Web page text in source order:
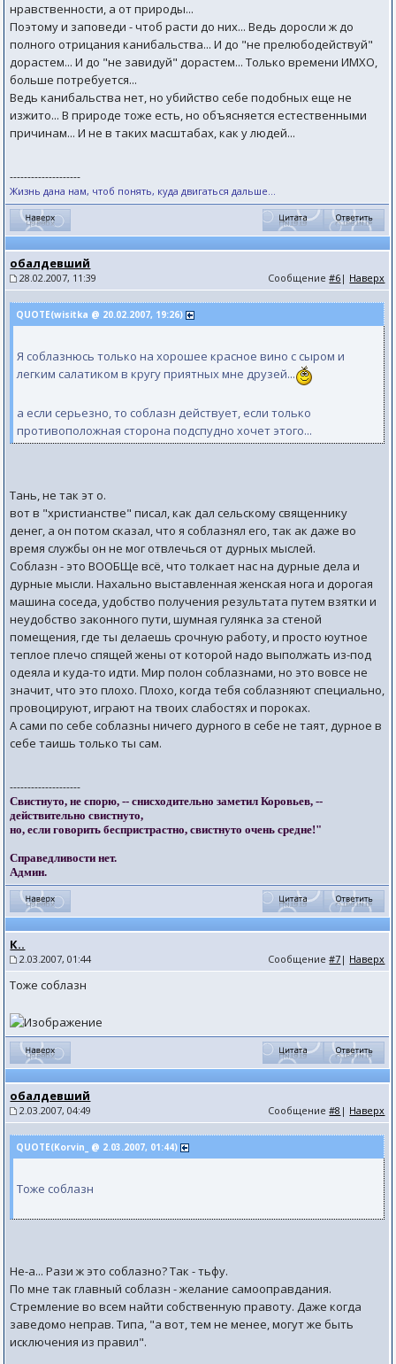
нравственности, а от природы...
Поэтому и заповеди - чтоб расти до них... Ведь доросли ж до
полного отрицания канибальства... И до "не прелюбодействуй"
дорастем... И до "не завидуй" дорастем... Только времени ИМХО,
больше потребуется...
Ведь канибальства нет, но убийство себе подобных еще не
изжито... В природе тоже есть, но объясняется естественными
причинам... И не в таких масштабах, как у людей...
--------------------
Жизнь дана нам, чтоб понять, куда двигаться дальше...
обалдевший
28.02.2007, 11:39 Сообщение#6 | Наверх
QUOTE(wisitka @ 20.02.2007, 19:26)
Я соблазнюсь только на хорошее красное вино с сыром и
легким салатиком в кругу приятных мне друзей...
а если серьезно, то соблазн действует, если только
противоположная сторона подспудно хочет этого...
Тань, не так эт о.
вот в "христианстве" писал, как дал сельскому священнику
денег, а он потом сказал, что я соблазнял его, так ак даже во
время службы он не мог отвлечься от дурных мыслей.
Соблазн - это ВООБЩе всё, что толкает нас на дурные дела и
дурные мысли. Нахально выставленная женская нога и дорогая
машина соседа, удобство получения результата путем взятки и
неудобство законного пути, шумная гулянка за стеной
помещения, где ты делаешь срочную работу, и просто юутное
теплое плечо спящей жены от которой надо выполжать из-под
одеяла и куда-то идти. Мир полон соблазнами, но это вовсе не
значит, что это плохо. Плохо, когда тебя соблазняют специально,
провоцируют, играют на твоих слабостях и пороках.
А сами по себе соблазны ничего дурного в себе не таят, дурное в
себе таишь только ты сам.
--------------------
Свистнуто, не спорю, -- снисходительно заметил Коровьев, --
действительно свистнуто,
но, если говорить беспристрастно, свистнуто очень средне!"
Справедливости нет.
Админ.
К..
2.03.2007, 01:44 Сообщение#7 | Наверх
Тоже соблазн
обалдевший
2.03.2007, 04:49 Сообщение#8 | Наверх
QUOTE(Korvin_ @ 2.03.2007, 01:44)
Тоже соблазн
Не-а... Рази ж это соблазно? Так - тьфу.
По мне так главный соблазн - желание самооправдания.
Стремление во всем найти собственную правоту. Даже когда
заведомо неправ. Типа, "а вот, тем не менее, могут же быть
исключения из правил".